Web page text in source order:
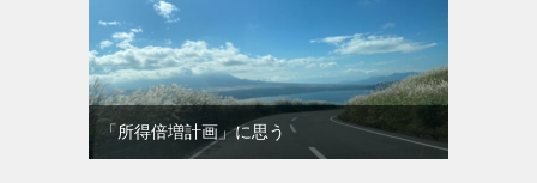
「所得倍増計画」に思う